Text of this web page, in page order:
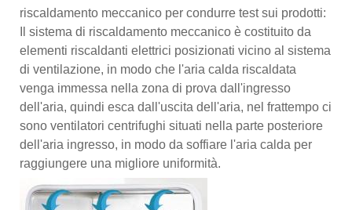
riscaldamento meccanico per condurre test sui prodotti:
Il sistema di riscaldamento meccanico è costituito da
elementi riscaldanti elettrici posizionati vicino al sistema
di ventilazione, in modo che l'aria calda riscaldata
venga immessa nella zona di prova dall'ingresso
dell'aria, quindi esca dall'uscita dell'aria, nel frattempo ci
sono ventilatori centrifughi situati nella parte posteriore
dell'aria ingresso, in modo da soffiare l'aria calda per
raggiungere una migliore uniformità.